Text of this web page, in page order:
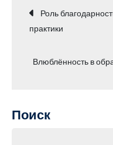
по
Роль
практики
Влюблённость в
Поиск